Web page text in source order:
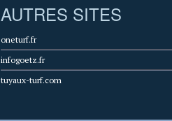
AUTRES SITES
oneturf.fr
infogoetz.fr
tuyaux-turf.com